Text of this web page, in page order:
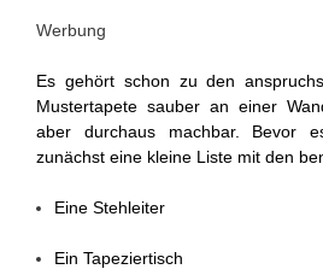
Werbung
Es gehört schon zu den
Mustertapete sauber an einer
aber durchaus machbar. Bevor
zunächst eine kleine Liste mit den
Eine Stehleiter
Ein Tapeziertisch